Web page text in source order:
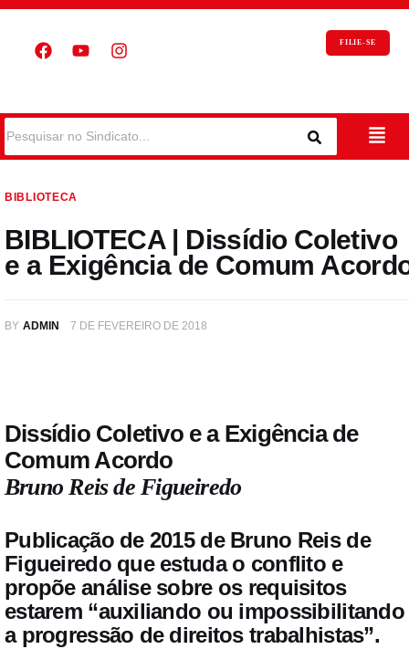
FILIE-SE
BIBLIOTECA
BIBLIOTECA | Dissídio Coletivo
e a Exigência de Comum
BY ADMIN 7 DE FEVEREIRO DE 2018
Dissídio Coletivo e a Exigência de
Comum Acordo
Bruno Reis de Figueiredo
Publicação de 2015 de Bruno Reis de
Figueiredo que estuda o conflito e
propõe análise sobre os requisitos
estarem “auxiliando ou impossibilitando
a progressão de direitos trabalhistas”.